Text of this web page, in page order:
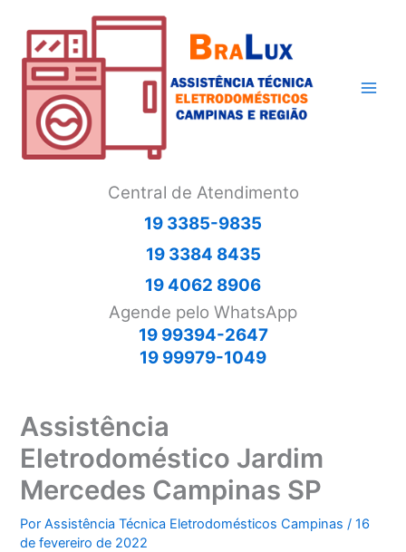
conteúdo
Central de Atendimento
19 3385-9835
19 3384 8435
19 4062 8906
Agende pelo WhatsApp
19 99394-2647
19 99979-1049
Assistência
Eletrodoméstico Jardim
Mercedes Campinas SP
PorAssistência Técnica Eletrodomésticos Campinas/16
de fevereiro de 2022